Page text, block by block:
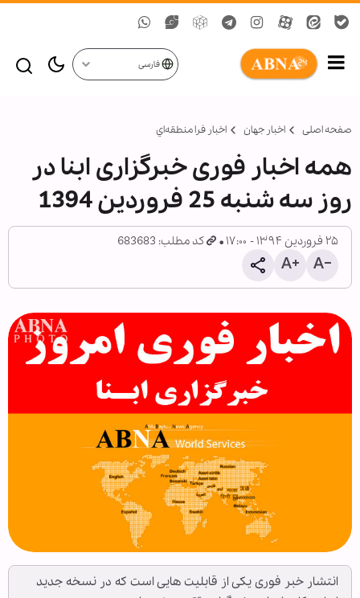
فارسی
صفحه اصلی اخبار جهان اخبار فرا منطقه‌اي
همه اخبار فوری خبرگزاری ابنا در
روز سه شنبه 25 فروردین 1394
۲۵ فروردین ۱۳۹۴ - ۱۷:۰۰ کد مطلب: 683683
انتشار خبر فوری یکی از قابلیت هایی است که در نسخه جدید